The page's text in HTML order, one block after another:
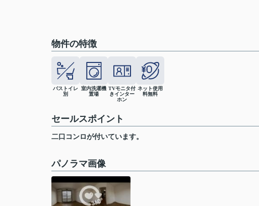
物件の特徴
バストイレ
別
室内洗濯機
置場
TVモニタ付
きインター
ホン
ネット使用
料無料
セールスポイント
二口コンロが付いています。
パノラマ画像